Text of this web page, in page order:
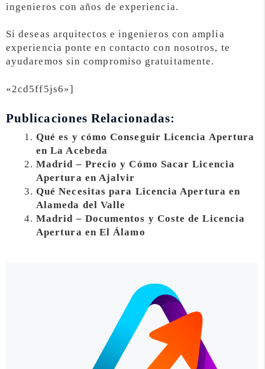
ingenieros con años de experiencia.
Si deseas arquitectos e ingenieros con amplia
experiencia ponte en contacto con nosotros, te
ayudaremos sin compromiso gratuitamente.
«2cd5ff5js6»]
Publicaciones Relacionadas:
Qué es y cómo Conseguir Licencia Apertura
en La Acebeda
Madrid – Precio y Cómo Sacar Licencia
Apertura en Ajalvir
Qué Necesitas para Licencia Apertura en
Alameda del Valle
Madrid – Documentos y Coste de Licencia
Apertura en El Álamo